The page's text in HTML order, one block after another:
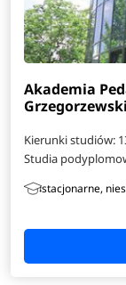
Akademia
Kierunki studiów:
Studia
stacjonarne,